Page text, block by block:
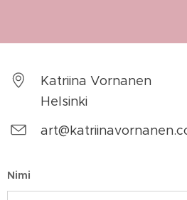
Katriina Vornanen
Helsinki
Nimi